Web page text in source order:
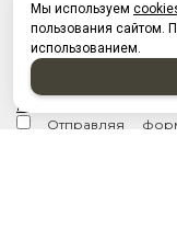
конфиденциальности
Отправляя
Мы используем
пользования сайтом.
использованием.